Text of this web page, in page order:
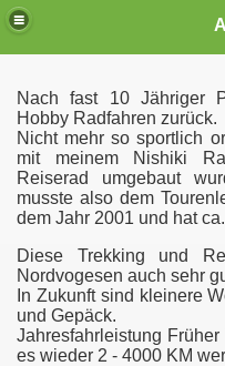
Nach fast 10 Jähriger
Hobby Radfahren zurück.
Nicht mehr so sportlich
mit meinem Nishiki
Reiserad umgebaut
musste also dem
dem Jahr 2001 und hat
Diese Trekking und
Nordvogesen auch sehr
In Zukunft sind kleinere
und Gepäck.
Jahresfahrleistung
es wieder 2 - 4000 KM